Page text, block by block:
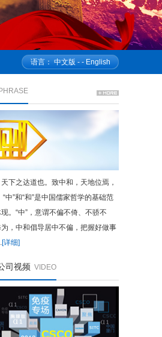
语言： 中文版 - - English
下之达道也。致中和，天地位焉，
中”和“和”是中国儒家哲学的基础范
。“中”，意谓不偏不倚、不骄不
，中和倡导居中不偏，把握好做事
[详细]
司视频 VIDEO